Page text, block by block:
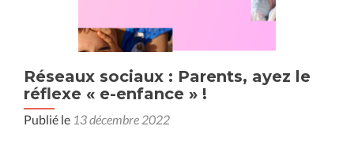
Réseaux sociaux : Parents, ayez le
réflexe « e-enfance » !
Publié le 13 décembre 2022